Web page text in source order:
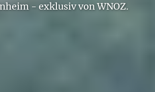
- exklusiv von WNOZ.